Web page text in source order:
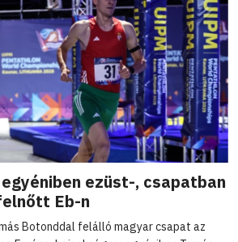
ezüst-, csapatban
Eb-n
Botonddal felálló magyar csapat az